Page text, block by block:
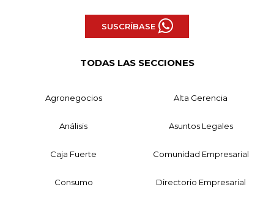
SUSCRÍBASE
TODAS LAS SECCIONES
Agronegocios Alta Gerencia
Análisis Asuntos Legales
Caja Fuerte Comunidad Empresarial
Consumo Directorio Empresarial